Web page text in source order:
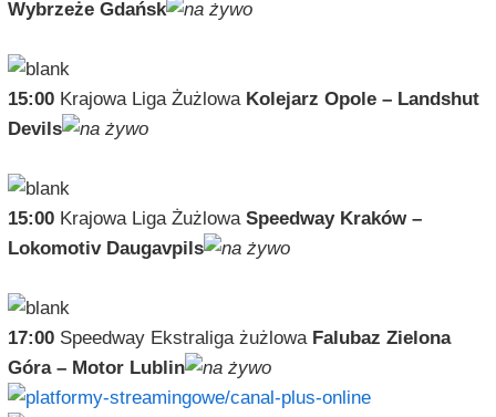
Wybrzeże Gdańsk
15:00Krajowa Liga Żużlowa Kolejarz Opole – Landshut
Devils
15:00Krajowa Liga Żużlowa Speedway Kraków –
Lokomotiv Daugavpils
17:00Speedway Ekstraliga żużlowa Falubaz Zielona
Góra – Motor Lublin